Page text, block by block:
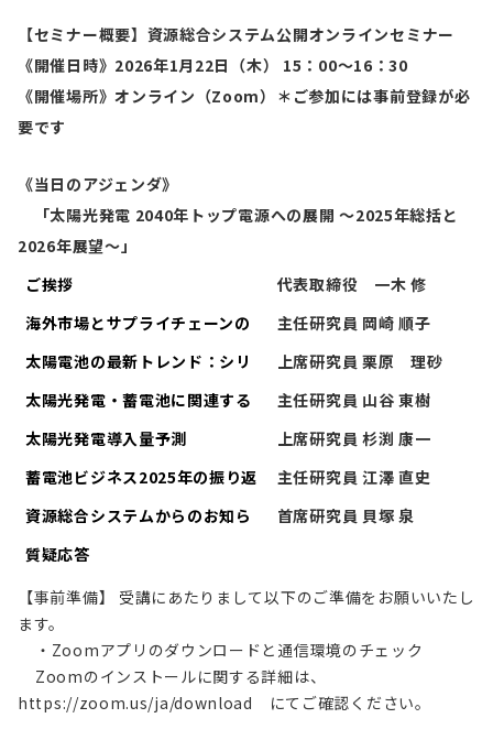
【セミナー概要】資源総合システム公開オンラインセミナー
《開催日時》2026年1月22日（木） 15：00～16：30
《開催場所》オンライン（Zoom）＊ご参加には事前登録が必
要です
《当日のアジェンダ》
「太陽光発電 2040年トップ電源への展開 ～2025年総括と
2026年展望～」
ご挨拶
代表取締役 一木 修
海外市場とサプライチェーンの
潮流：2025年のまとめと2026
主任研究員 岡崎 順子
太陽電池の最新トレンド：シリ
コン～ペロブスカイト
上席研究員 栗原 理砂
太陽光発電・蓄電池に関連する
政策の重要ポイント
主任研究員 山谷 東樹
太陽光発電導入量予測
2025~2040
上席研究員 杉渕 康一
蓄電池ビジネス2025年の振り返
りと2026年の展望
主任研究員 江澤 直史
資源総合システムからのお知ら
せ
首席研究員 貝塚 泉
質疑応答
【事前準備】 受講にあたりまして以下のご準備をお願いいたし
ます。
・Zoomアプリのダウンロードと通信環境のチェック
Zoomのインストールに関する詳細は、
https://zoom.us/ja/download にてご確認ください。